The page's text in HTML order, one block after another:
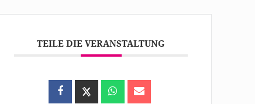
TEILE DIE VERANSTALTUNG